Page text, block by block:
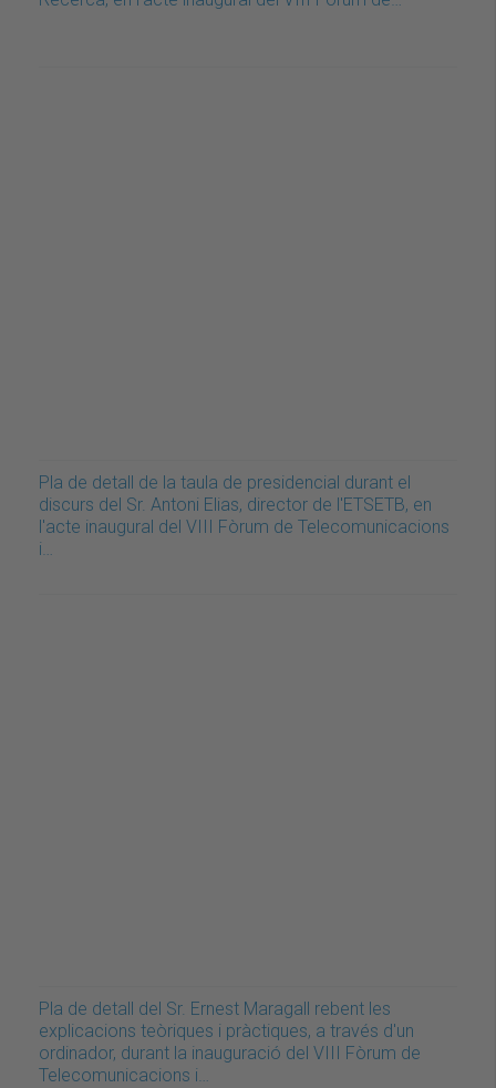
Pla de detall de la taula de presidencial durant el
discurs del Sr. Antoni Elias, director de l'ETSETB, en
l'acte inaugural del VIII Fòrum de Telecomunicacions
i…
Pla de detall del Sr. Ernest Maragall rebent les
explicacions teòriques i pràctiques, a través d'un
ordinador, durant la inauguració del VIII Fòrum de
Telecomunicacions i…